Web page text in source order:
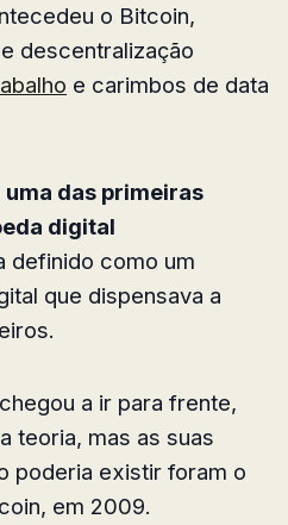
o Bitcoin,
descentralização
e carimbos de data
das primeiras
digital
definido como um
que dispensava a
a ir para frente,
teoria, mas as suas
poderia existir foram o
em 2009.